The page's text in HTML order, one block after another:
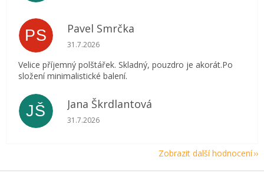
PS Pavel Smrčka
Hodnocení obchodu je 5 z 5 hvězdiček.
31.7.2026
Velice příjemný polštářek. Skladný, pouzdro je akorát.Po
složení minimalistické balení.
JŠ Jana Škrdlantová
Hodnocení obchodu je 5 z 5 hvězdiček.
31.7.2026
Zobrazit další hodnocení
Z